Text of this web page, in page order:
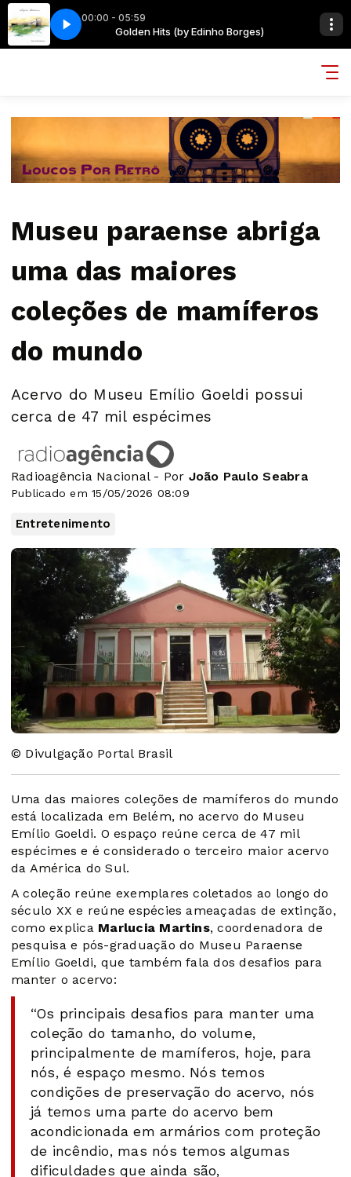
00:00 - 05:59
Golden Hits (by Edinho Borges)
DO MAL LEGIAO URBANA - AS FLORES DO MAL
Museu paraense abriga
uma das maiores
coleções de mamíferos
do mundo
Acervo do Museu Emílio Goeldi possui
cerca de 47 mil espécimes
Radioagência Nacional - Por João Paulo Seabra
Publicado em 15/05/2026 08:09
Entretenimento
© Divulgação Portal Brasil
Uma das maiores coleções de mamíferos do mundo
está localizada em Belém, no acervo do Museu
Emílio Goeldi. O espaço reúne cerca de 47 mil
espécimes e é considerado o terceiro maior acervo
da América do Sul.
A coleção reúne exemplares coletados ao longo do
século XX e reúne espécies ameaçadas de extinção,
como explica Marlucia Martins, coordenadora de
pesquisa e pós-graduação do Museu Paraense
Emílio Goeldi, que também fala dos desafios para
manter o acervo:
“Os principais desafios para manter uma
coleção do tamanho, do volume,
principalmente de mamíferos, hoje, para
nós, é espaço mesmo. Nós temos
condições de preservação do acervo, nós
já temos uma parte do acervo bem
acondicionada em armários com proteção
de incêndio, mas nós temos algumas
dificuldades que ainda são,